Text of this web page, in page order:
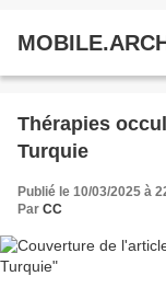
Thérapies
Turquie
Publié le 10/03/2025 à
Par CC